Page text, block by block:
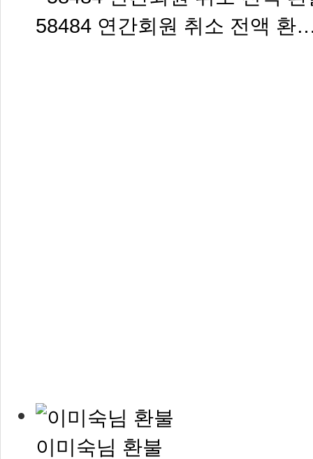
58484 연간회원 취소 전액 환
이미숙님 환불